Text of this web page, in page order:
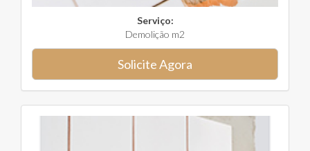
Serviço:
Demolição m2
Solicite Agora